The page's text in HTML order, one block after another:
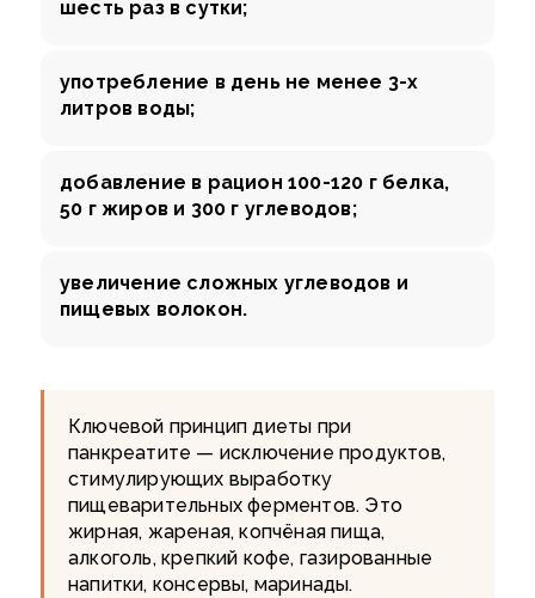
шесть раз в сутки;
употребление в день не менее 3-х
литров воды;
добавление в рацион 100-120 г белка,
50 г жиров и 300 г углеводов;
увеличение сложных углеводов и
пищевых волокон.
Ключевой принцип диеты при
панкреатите — исключение продуктов,
стимулирующих выработку
пищеварительных ферментов. Это
жирная, жареная, копчёная пища,
алкоголь, крепкий кофе, газированные
напитки, консервы, маринады.